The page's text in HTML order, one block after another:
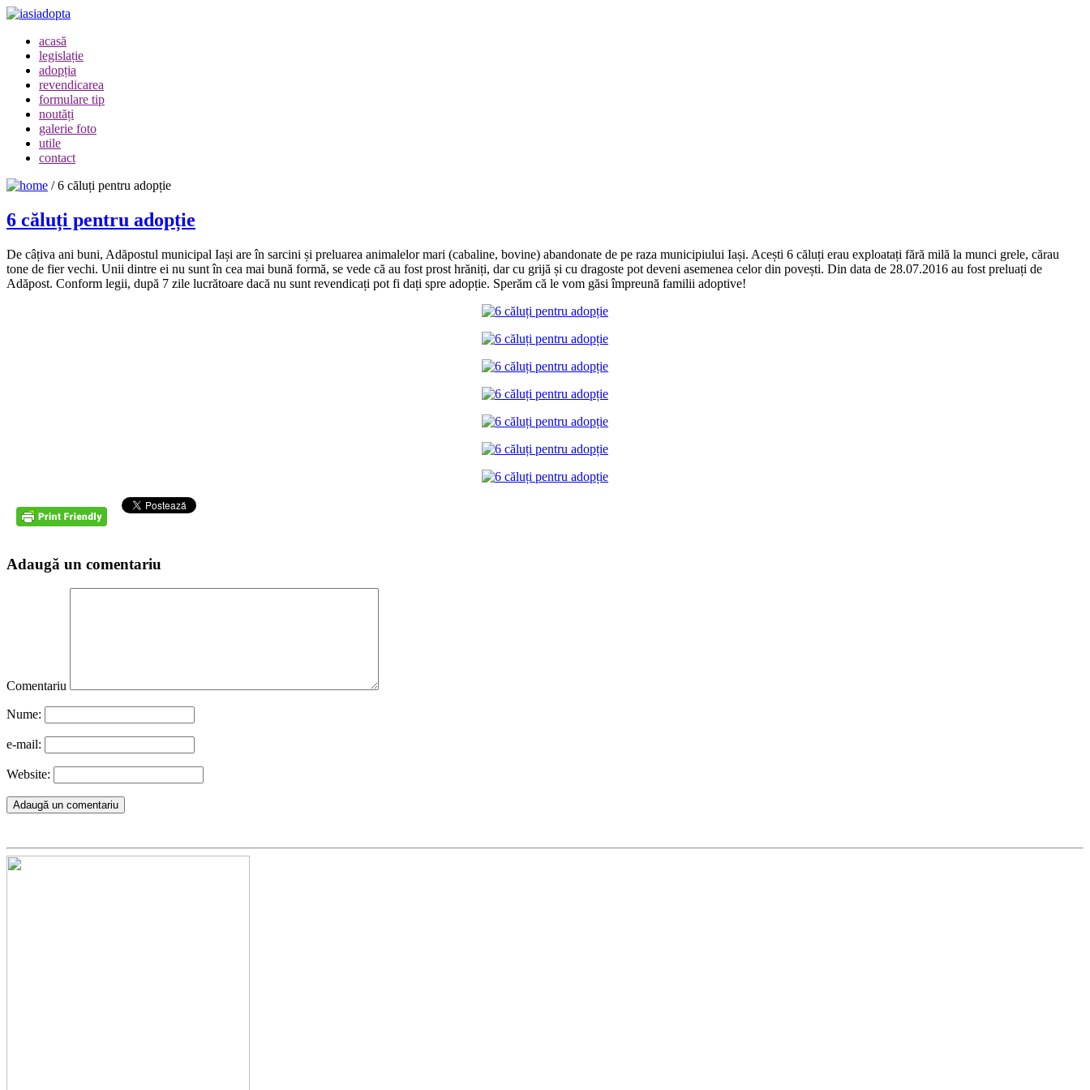
acasă
legislație
adopția
revendicarea
formulare tip
noutăți
galerie foto
utile
contact
/6 căluți pentru adopție
6 căluți pentru adopție
De câțiva ani buni, Adăpostul municipal Iași are în sarcini și preluarea animalelor mari (cabaline, bovine) abandonate de pe raza municipiului Iași. Acești 6 căluți erau exploatați fără milă la munci grele, cărau
tone de fier vechi. Unii dintre ei nu sunt în cea mai bună formă, se vede că au fost prost hrăniți, dar cu grijă și cu dragoste pot deveni asemenea celor din povești. Din data de 28.07.2016 au fost preluați de
Adăpost. Conform legii, după 7 zile lucrătoare dacă nu sunt revendicați pot fi dați spre adopție. Sperăm că le vom găsi împreună familii adoptive!
Adaugă un comentariu
Comentariu
Nume:
e-mail:
Website: